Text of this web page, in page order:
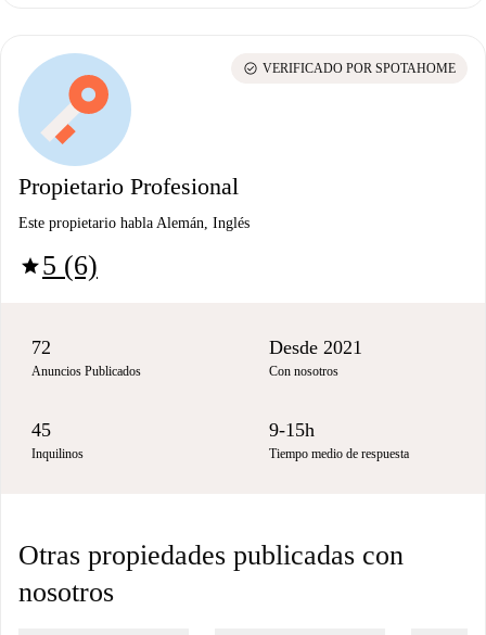
Propietario Profesional
Este propietario habla Alemán, Inglés
star5 (6)
check_circle VERIFICADO POR SPOTAHOME
72
Anuncios Publicados
Desde 2021
Con nosotros
45
Inquilinos
9-15h
Tiempo medio de respuesta
Otras propiedades publicadas con
nosotros